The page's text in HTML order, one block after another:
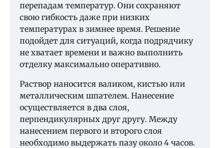
перепадам температур. Они сохраняют
свою гибкость даже при низких
температурах в зимнее время. Решение
подойдет для ситуаций, когда подрядчику
не хватает времени и важно выполнить
отделку максимально оперативно.
Раствор наносится валиком, кистью или
металлическим шпателем. Нанесение
осуществляется в два слоя,
перпендикулярных друг другу. Между
нанесением первого и второго слоя
необходимо выдержать пазу около 4 часов.